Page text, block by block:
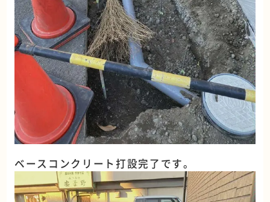
ベースコンクリート打設完了です。